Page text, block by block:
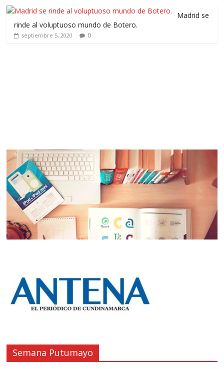
Madrid se
rinde al voluptuoso mundo de Botero.
septiembre 5, 2020 0
Semana Putumayo